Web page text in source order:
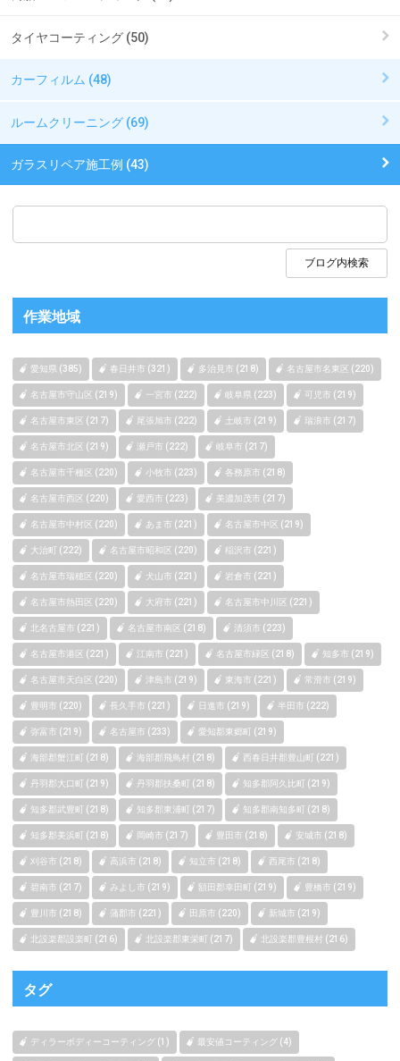
タイヤコーティング (50)
カーフィルム (48)
ルームクリーニング (69)
ガラスリペア施工例 (43)
作業地域
愛知県 (385) 春日井市 (321) 多治見市 (218) 名古屋市名東区 (220)
名古屋市守山区 (219) 一宮市 (222) 岐阜県 (223) 可児市 (219)
名古屋市東区 (217) 尾張旭市 (222) 土岐市 (219) 瑞浪市 (217)
名古屋市北区 (219) 瀬戸市 (222) 岐阜市 (217)
名古屋市千種区 (220) 小牧市 (223) 各務原市 (218)
名古屋市西区 (220) 愛西市 (223) 美濃加茂市 (217)
名古屋市中村区 (220) あま市 (221) 名古屋市中区 (219)
大治町 (222) 名古屋市昭和区 (220) 稲沢市 (221)
名古屋市瑞穂区 (220) 犬山市 (221) 岩倉市 (221)
名古屋市熱田区 (220) 大府市 (221) 名古屋市中川区 (221)
北名古屋市 (221) 名古屋市南区 (218) 清須市 (223)
名古屋市港区 (221) 江南市 (221) 名古屋市緑区 (218) 知多市 (219)
名古屋市天白区 (220) 津島市 (219) 東海市 (221) 常滑市 (219)
豊明市 (220) 長久手市 (221) 日進市 (219) 半田市 (222)
弥富市 (219) 名古屋市 (233) 愛知郡東郷町 (219)
海部郡蟹江町 (218) 海部郡飛鳥村 (218) 西春日井郡豊山町 (221)
丹羽郡大口町 (219) 丹羽郡扶桑町 (218) 知多郡阿久比町 (219)
知多郡武豊町 (218) 知多郡東浦町 (217) 知多郡南知多町 (218)
知多郡美浜町 (218) 岡崎市 (217) 豊田市 (218) 安城市 (218)
刈谷市 (218) 高浜市 (218) 知立市 (218) 西尾市 (218)
碧南市 (217) みよし市 (219) 額田郡幸田町 (219) 豊橋市 (219)
豊川市 (218) 蒲郡市 (221) 田原市 (220) 新城市 (219)
北設楽郡設楽町 (216) 北設楽郡東栄町 (217) 北設楽郡豊根村 (216)
タグ
ディラーボディーコーティング (1) 最安値コーティング (4)